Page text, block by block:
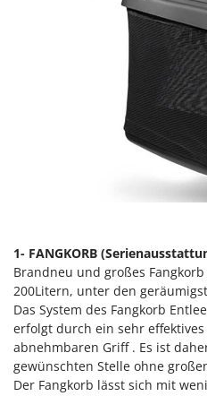
Palettengabeln für
Pflüge für Traktor
Planierschilder für
Plasmaschneider
R
Rasenmäher
Rasensodenschneider
Rasentraktoren
Rasentrimmer -
Rasentrimmer -
Forest Master
Ginko - MGM
Gipeco
Girmi
Goodyear
GRAEF
Gre
1- FANGKORB
Brandneu und großes
200Litern, unter den
Das System des Fangkorb
erfolgt durch ein sehr
abnehmbaren Griff . Es ist
gewünschten Stelle ohne
Der Fangkorb lässt sich mit